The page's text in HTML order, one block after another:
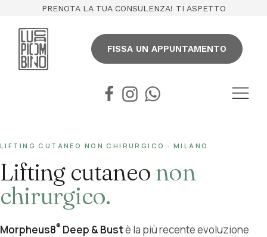
PRENOTA LA TUA CONSULENZA! TI ASPETTO
FISSA UN APPUNTAMENTO
LIFTING CUTANEO NON CHIRURGICO · MILANO
Lifting cutaneo non
chirurgico.
Morpheus8® Deep & Bustè la più recente evoluzione